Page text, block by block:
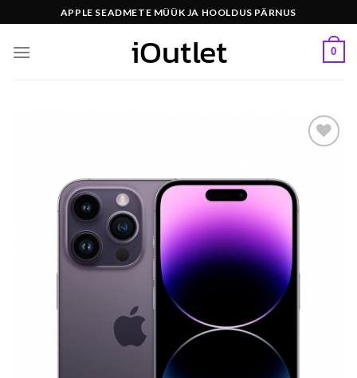
to
content
APPLE SEADMETE MÜÜK JA HOOLDUS PÄRNUS
0
soovide